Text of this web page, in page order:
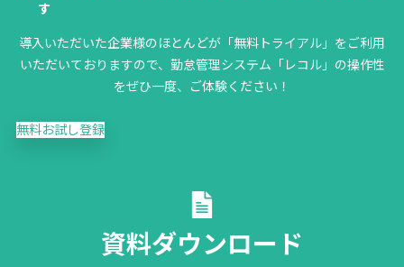
す
導入いただいた企業様のほとんどが「無料トライアル」をご利用
いただいておりますので、勤怠管理システム「レコル」の操作性
をぜひ一度、ご体験ください！
無料お試し登録
資料ダウンロード